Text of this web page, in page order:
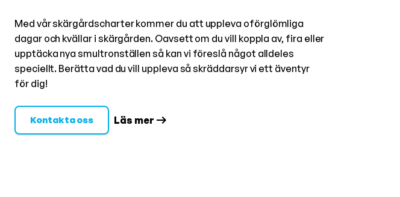
Med vår skärgårdscharter kommer du att uppleva oförglömliga
dagar och kvällar i skärgården. Oavsett om du vill koppla av, fira eller
upptäcka nya smultronställen så kan vi föreslå något alldeles
speciellt. Berätta vad du vill uppleva så skräddarsyr vi ett äventyr
för dig!
Kontakta oss Läs mer